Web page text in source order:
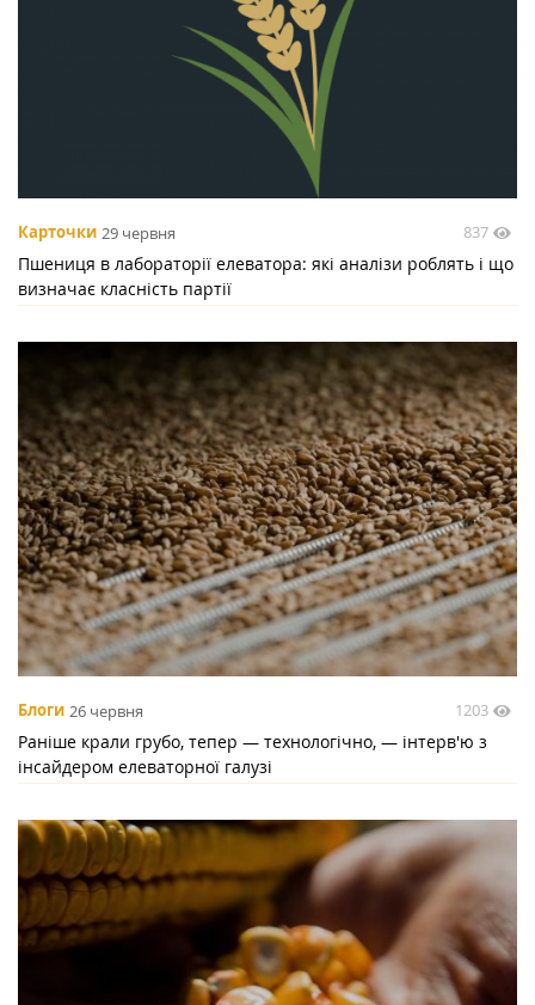
Карточки 29 червня 837
Пшениця в лабораторії елеватора: які аналізи роблять і що
визначає класність партії
Блоги 26 червня 1203
Раніше крали грубо, тепер — технологічно, — інтерв'ю з
інсайдером елеваторної галузі